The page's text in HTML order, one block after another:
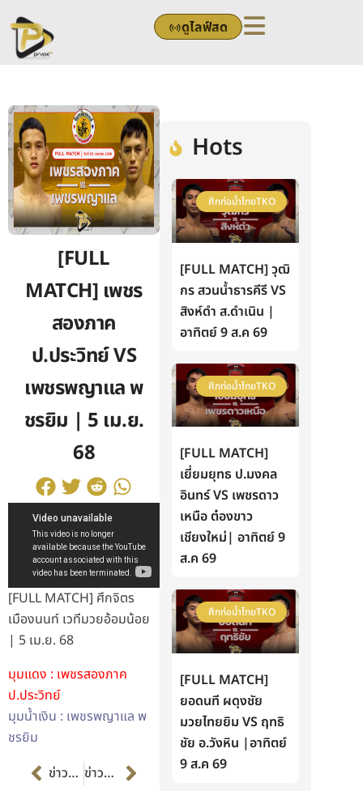
to
content
ดูไลฟ์สด
[FULL
MATCH] เพชร
สองภาค
ป.ประวิทย์ VS
เพชรพญาแล พ
ชรยิม | 5 เม.ย.
68
[FULL MATCH] ศึกจิตร
เมืองนนท์ เวทีมวยอ้อมน้อย
| 5 เม.ย. 68
มุมแดง : เพชรสองภาค
ป.ประวิทย์
มุมน้ำเงิน : เพชรพญาแล พ
ชรยิม
Prevข่าวก่อนหน้า ข่าวต่อไป Next
Hots
ศึกท่อน้ำไทยTKO
[FULL MATCH] วุฒิ
กร สวนน้ำธารคีรี VS
สิงห์ดำ ส.ดำเนิน |
อาทิตย์ 9 ส.ค 69
ศึกท่อน้ำไทยTKO
[FULL MATCH]
เยี่ยมยุทธ ป.มงคล
อินทร์ VS เพชรดาว
เหนือ ต๋องขาว
เชียงใหม่| อาทิตย์ 9
ส.ค 69
ศึกท่อน้ำไทยTKO
[FULL MATCH]
ยอดนที ผดุงชัย
มวยไทยยิม VS ฤทธิ
ชัย อ.วังหิน |อาทิตย์
9 ส.ค 69